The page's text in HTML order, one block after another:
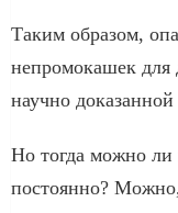
Таким образом,
непромокашек для
научно
Но тогда можно ли
постоянно?